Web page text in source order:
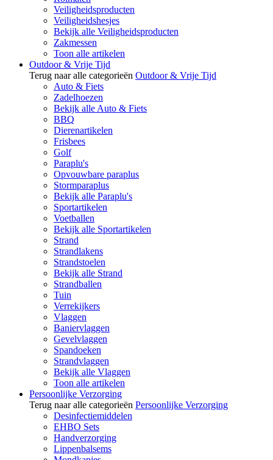
Veiligheidsproducten
Veiligheidshesjes
Bekijk alle Veiligheidsproducten
Zakmessen
Toon alle artikelen
Outdoor & Vrije Tijd
Terug naar alle categorieën Outdoor & Vrije Tijd
Auto & Fiets
Zadelhoezen
Bekijk alle Auto & Fiets
BBQ
Dierenartikelen
Frisbees
Golf
Paraplu's
Opvouwbare paraplus
Stormparaplus
Bekijk alle Paraplu's
Sportartikelen
Voetballen
Bekijk alle Sportartikelen
Strand
Strandlakens
Strandstoelen
Bekijk alle Strand
Strandballen
Tuin
Verrekijkers
Vlaggen
Baniervlaggen
Gevelvlaggen
Spandoeken
Strandvlaggen
Bekijk alle Vlaggen
Toon alle artikelen
Persoonlijke Verzorging
Terug naar alle categorieën Persoonlijke Verzorging
Desinfectiemiddelen
EHBO Sets
Handverzorging
Lippenbalsems